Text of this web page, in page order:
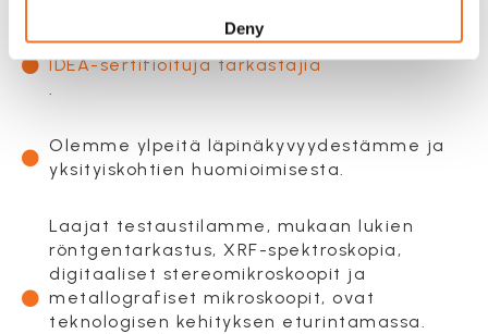
Deny
Laadunvalvontateknikkomme ovat
IDEA-sertifioituja tarkastajia
.
Olemme ylpeitä läpinäkyvyydestämme ja
yksityiskohtien huomioimisesta.
Laajat testaustilamme, mukaan lukien
röntgentarkastus, XRF-spektroskopia,
digitaaliset stereomikroskoopit ja
metallografiset mikroskoopit, ovat
teknologisen kehityksen eturintamassa.